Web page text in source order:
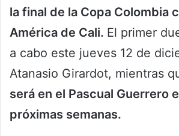
la final de la Copa Colombia
América de Cali. El primer
a cabo este jueves 12 de
Atanasio Girardot, mientras
será en el Pascual Guerrero
próximas semanas.